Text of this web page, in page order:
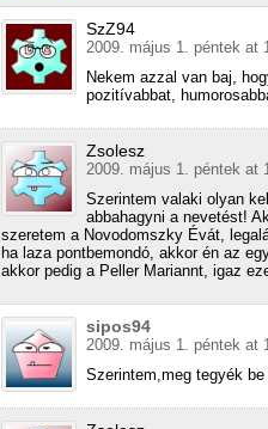
SzZ94
2009. május 1. péntek at
Nekem azzal van baj,
pozitívabbat,
Zsolesz
2009. május 1. péntek at
Szerintem valaki olyan
abbahagyni a nevetést!
szeretem a Novodomszky Évát,
ha laza pontbemondó, akkor én az
akkor pedig a Peller Mariannt, igaz
sipos94
2009. május 1. péntek at
Szerintem,meg tegyék